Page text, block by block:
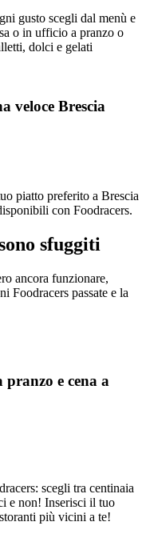
gusto scegli dal menù e
o in ufficio a pranzo o
dolci e gelati
veloce Brescia
piatto preferito a Brescia
con Foodracers.
sfuggiti
ancora funzionare,
Foodracers passate e la
e cena a
scegli tra centinaia
e non! Inserisci il tuo
più vicini a te!